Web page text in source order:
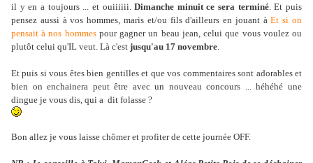
il y en a toujours ... et ouiiiiii.Dimanche minuit ce sera terminé. Et puis
pensez aussi à vos hommes, maris et/ou fils d'ailleurs en jouant àEt si on
pensait à nos hommespour gagner un beau jean, celui que vous voulez ou
plutôt celui qu'IL veut. Là c'est jusqu'au 17 novembre.
Et puis si vous êtes bien gentilles et que vos commentaires sont adorables et
bien on enchainera peut être avec un nouveau concours ... héhéhé une
dingue je vous dis, qui a dit folasse ?
Bon allez je vous laisse chômer et profiter de cette journée OFF.